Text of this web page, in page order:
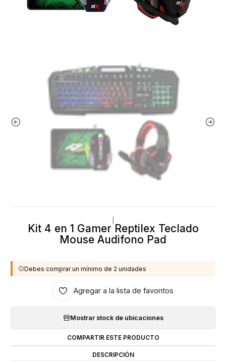
Kit 4 en 1 Gamer Reptilex Teclado
Mouse Audifono Pad
Debes comprar un mínimo de 2 unidades
Agregar a la lista de favoritos
Mostrar stock de ubicaciones
COMPARTIR ESTE PRODUCTO
DESCRIPCIÓN